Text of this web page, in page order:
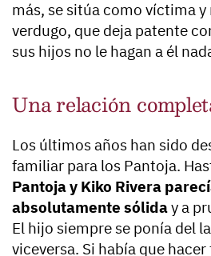
más, se sitúa como víctima
verdugo, que deja patente
sus hijos no le hagan a él
Una relación
Los últimos años han sido
familiar para los Pantoja.
Pantoja y Kiko Rivera
absolutamente sóliday a
El hijo siempre se ponía del
viceversa. Si había que